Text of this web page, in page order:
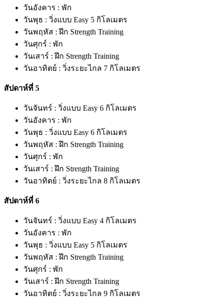
วันอังคาร : พัก
วันพุธ : วิ่งแบบ Easy 5 กิโลเมตร
วันพฤหัส : ฝึก Strength Training
วันศุกร์ : พัก
วันเสาร์ : ฝึก Strength Training
วันอาทิตย์ : วิ่งระยะไกล 7 กิโลเมตร
สัปดาห์ที่ 5
วันจันทร์ : วิ่งแบบ Easy 6 กิโลเมตร
วันอังคาร : พัก
วันพุธ : วิ่งแบบ Easy 6 กิโลเมตร
วันพฤหัส : ฝึก Strength Training
วันศุกร์ : พัก
วันเสาร์ : ฝึก Strength Training
วันอาทิตย์ : วิ่งระยะไกล 8 กิโลเมตร
สัปดาห์ที่ 6
วันจันทร์ : วิ่งแบบ Easy 4 กิโลเมตร
วันอังคาร : พัก
วันพุธ : วิ่งแบบ Easy 5 กิโลเมตร
วันพฤหัส : ฝึก Strength Training
วันศุกร์ : พัก
วันเสาร์ : ฝึก Strength Training
วันอาทิตย์ : วิ่งระยะไกล 9 กิโลเมตร